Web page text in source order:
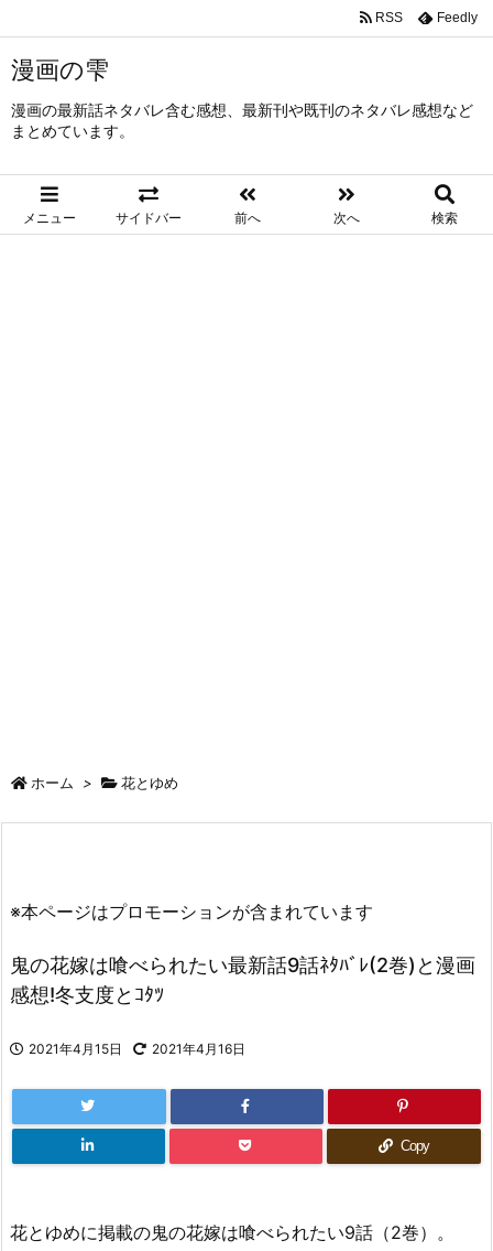
漫画の雫
漫画の最新話ネタバレ含む感想、最新刊や既刊のネタバレ感想など
まとめています。
メニュー サイドバー 前へ 次へ 検索
RSS Feedly
ホーム > 花とゆめ
※本ページはプロモーションが含まれています
鬼の花嫁は喰べられたい最新話9話ﾈﾀﾊﾞﾚ(2巻)と漫画
感想!冬支度とｺﾀﾂ
2021年4月15日 2021年4月16日
Copy
花とゆめに掲載の鬼の花嫁は喰べられたい9話（2巻）。